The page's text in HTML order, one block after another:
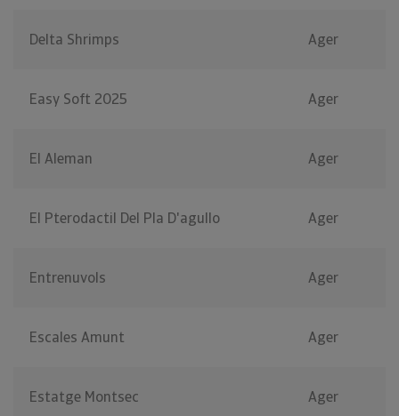
Delta Shrimps Ager
Easy Soft 2025 Ager
El Aleman Ager
El Pterodactil Del Pla D'agullo Ager
Entrenuvols Ager
Escales Amunt Ager
Estatge Montsec Ager